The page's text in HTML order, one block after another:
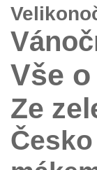
Vše
Ze